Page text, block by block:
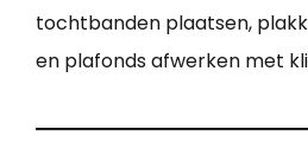
tochtbanden plaatsen,
en plafonds afwerken met